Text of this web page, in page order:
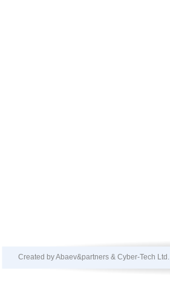
Created by Abaev&partners & Cyber-Tech Ltd.